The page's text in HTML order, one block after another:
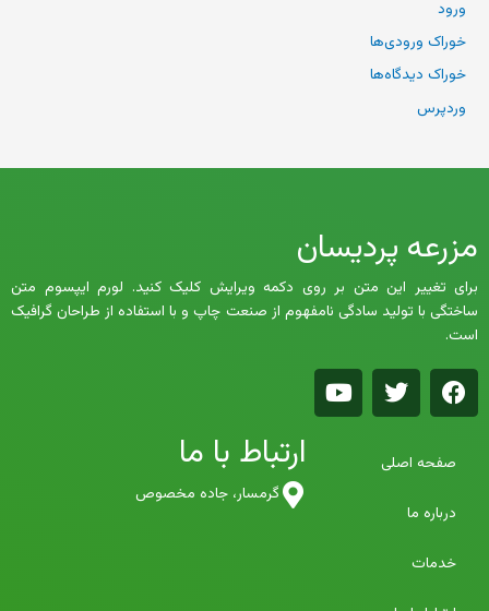
ورود
خوراک ورودی‌ها
خوراک دیدگاه‌ها
وردپرس
مزرعه پردیسان
برای تغییر این متن بر روی دکمه ویرایش کلیک کنید. لورم ایپسوم متن
ساختگی با تولید سادگی نامفهوم از صنعت چاپ و با استفاده از طراحان گرافیک
است.
F
a
c
b
o
T
w
i
t
t
Y
o
u
صفحه اصلی
درباره ما
خدمات
ارتباط با ما
گرمسار، جاده مخصوص